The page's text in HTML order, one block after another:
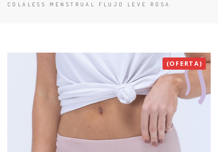
COLALESS MENSTRUAL FLUJO LEVE ROSA
(OFERTA)